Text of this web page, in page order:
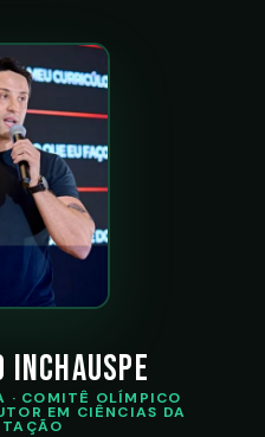
Inchauspe
· COMITÊ OLÍMPICO
EM CIÊNCIAS DA